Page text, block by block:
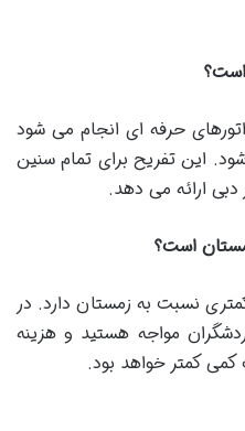
است؟
حرفه ای انجام می شود
این تفریح برای تمام سنین
ارائه می دهد.
زمستان است؟
نسبت به زمستان دارد. در
مواجه هستید و هزینه
کمتر خواهد بود.